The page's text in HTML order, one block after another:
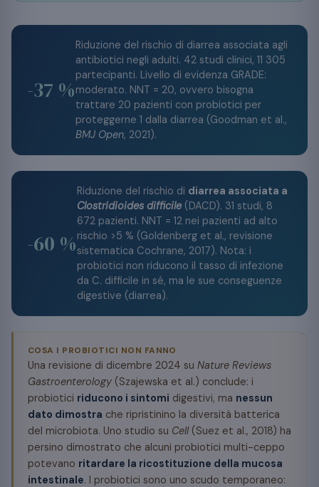
-37 %
Riduzione del rischio di diarrea associata agli
antibiotici negli adulti. 42 studi clinici, 11 305
partecipanti. Livello di evidenza GRADE:
moderato. NNT = 20, ovvero bisogna
trattare 20 pazienti con probiotici per
proteggerne 1 dalla diarrea (Goodman et al.,
BMJ Open, 2021).
-60 %
Riduzione del rischio di diarrea associata a
Clostridioides difficile(DACD). 31 studi, 8
672 pazienti. NNT = 12 nei pazienti ad alto
rischio >5 % (Goldenberg et al., revisione
sistematica Cochrane, 2017). Nota: i
probiotici non riducono il tasso di infezione
da C. difficile in sé, ma le sue conseguenze
digestive (diarrea).
COSA I PROBIOTICI NON FANNO
Una revisione di dicembre 2024 su Nature Reviews
Gastroenterology (Szajewska et al.) conclude: i
probiotici riducono i sintomi digestivi, ma nessun
dato dimostra che ripristinino la diversità batterica
del microbiota. Uno studio su Cell(Suez et al., 2018) ha
persino dimostrato che alcuni probiotici multi-ceppo
potevano ritardare la ricostituzione della mucosa
intestinale. I probiotici sono uno scudo temporaneo: